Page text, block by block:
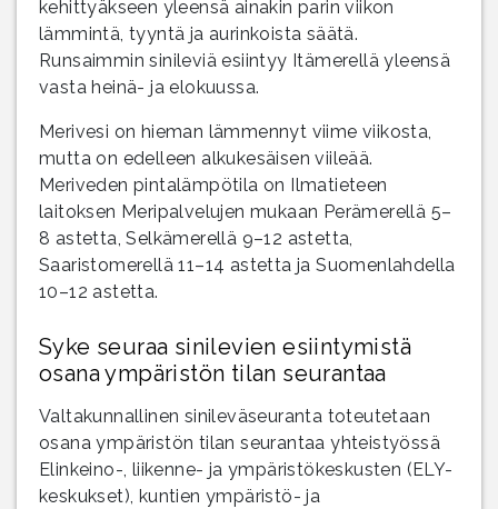
kehittyäkseen yleensä ainakin parin viikon
lämmintä, tyyntä ja aurinkoista säätä.
Runsaimmin sinileviä esiintyy Itämerellä yleensä
vasta heinä- ja elokuussa.
Merivesi on hieman lämmennyt viime viikosta,
mutta on edelleen alkukesäisen viileää.
Meriveden pintalämpötila on Ilmatieteen
laitoksen Meripalvelujen mukaan Perämerellä 5–
8 astetta, Selkämerellä 9–12 astetta,
Saaristomerellä 11–14 astetta ja Suomenlahdella
10–12 astetta.
Syke seuraa sinilevien esiintymistä
osana ympäristön tilan seurantaa
Valtakunnallinen sinileväseuranta toteutetaan
osana ympäristön tilan seurantaa yhteistyössä
Elinkeino-, liikenne- ja ympäristökeskusten (ELY-
keskukset), kuntien ympäristö- ja